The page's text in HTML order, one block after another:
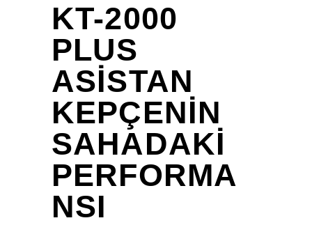
KT-2000
PLUS
ASISTAN
KEPÇENIN
SAHADAKI
PERFORMA
NSI